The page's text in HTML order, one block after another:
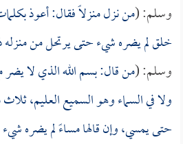
وسلم: (من نزل منزلاً فقال: أعوذ
خلق لم يضره شيء حتى يرتحل من
وسلم: (من قال: بسم الله الذي لا
ولا في السماء وهو السميع العليم،
حتى يمسي، وإن قالها مساءً لم يضره